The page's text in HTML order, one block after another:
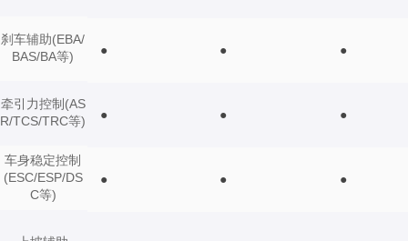
刹车辅助(EBA/
BAS/BA等)
牵引力控制(AS
R/TCS/TRC等)
车身稳定控制
(ESC/ESP/DS
C等)
● ● ●
● ● ●
● ● ●